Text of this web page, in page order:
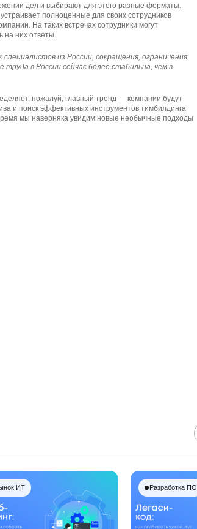
дел и выбирают для этого разные форматы.
полноценные для своих сотрудников
На таких встречах сотрудники могут
на них ответы.
из России, сокращения, ограничения
в России сейчас более стабильна, чем в
пожалуй, главный тренд — компании будут
и поиск эффективных инструментов тимбилдинга
мы наверняка увидим новые необычные подходы
ИТ Разработка ПО